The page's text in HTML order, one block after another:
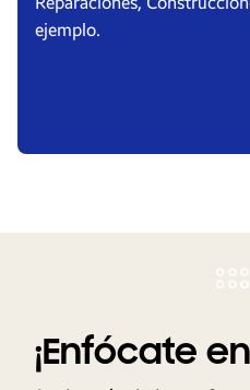
ejemplo.
¡Enfócate